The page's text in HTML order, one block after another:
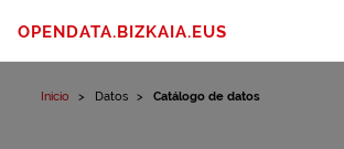
OPENDATA.BIZKAIA.EUS
Inicio Datos Catálogo de datos